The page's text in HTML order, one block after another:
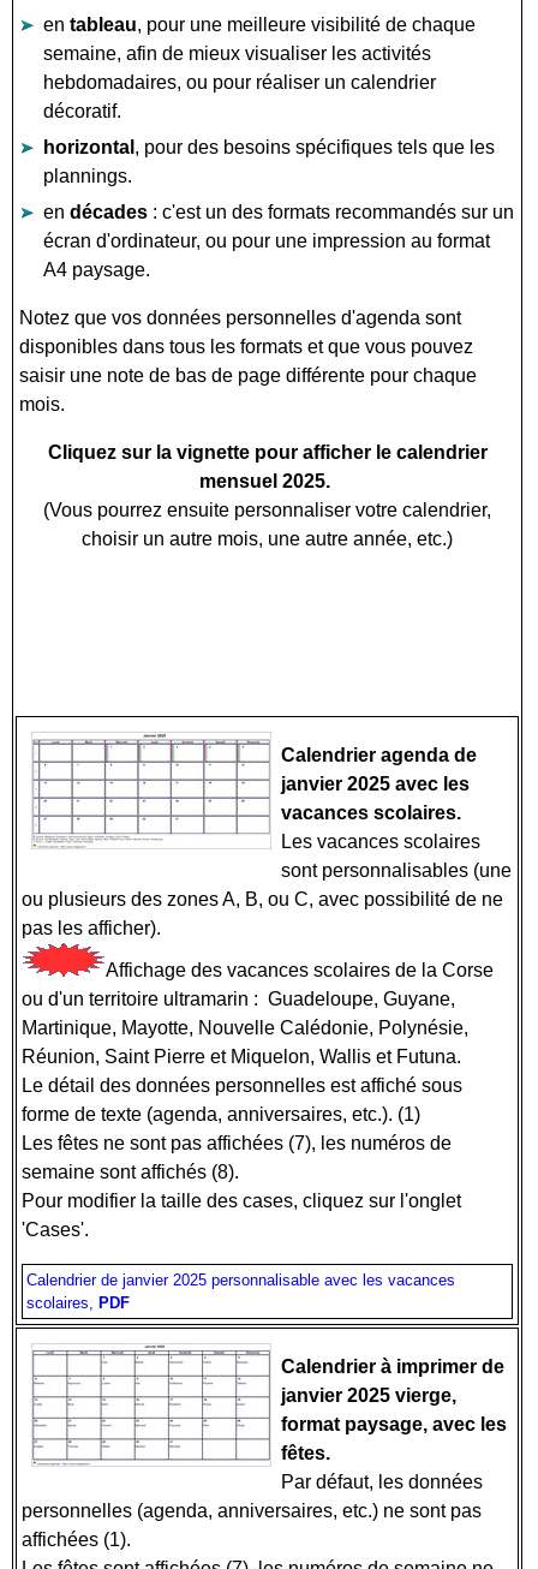
en tableau, pour une meilleure visibilité de chaque
semaine, afin de mieux visualiser les activités
hebdomadaires, ou pour réaliser un calendrier
décoratif.
horizontal , pour des besoins spécifiques tels que les
plannings.
en décades : c'est un des formats recommandés sur un
écran d'ordinateur, ou pour une impression au format
A4 paysage.
Notez que vos données personnelles d'agenda sont
disponibles dans tous les formats et que vous pouvez
saisir une note de bas de page différente pour chaque
mois.
Cliquez sur la vignette pour afficher le calendrier
mensuel 2025.
(Vous pourrez ensuite personnaliser votre calendrier,
choisir un autre mois, une autre année, etc.)
Calendrier agenda de
janvier 2025 avec les
vacances scolaires.
Les vacances scolaires
sont personnalisables (une
ou plusieurs des zones A, B, ou C, avec possibilité de ne
pas les afficher).
Affichage des vacances scolaires de la Corse
ou d'un territoire ultramarin : Guadeloupe, Guyane,
Martinique, Mayotte, Nouvelle Calédonie, Polynésie,
Réunion, Saint Pierre et Miquelon, Wallis et Futuna.
Le détail des données personnelles est affiché sous
forme de texte (agenda, anniversaires, etc.). (1)
Les fêtes ne sont pas affichées (7), les numéros de
semaine sont affichés (8).
Pour modifier la taille des cases, cliquez sur l'onglet
'Cases'.
Calendrier de janvier 2025 personnalisable avec les vacances
scolaires, PDF
Calendrier à imprimer de
janvier 2025 vierge,
format paysage, avec les
fêtes.
Par défaut, les données
personnelles (agenda, anniversaires, etc.) ne sont pas
affichées (1).